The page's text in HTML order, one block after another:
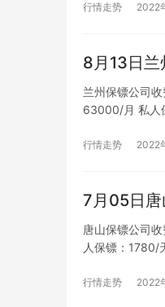
行情走势 2022
8月13日兰
兰州保镖公司
63000/月 私
行情走势 2022
7月05日
唐山保镖公司
人保镖：1780/
行情走势 2022